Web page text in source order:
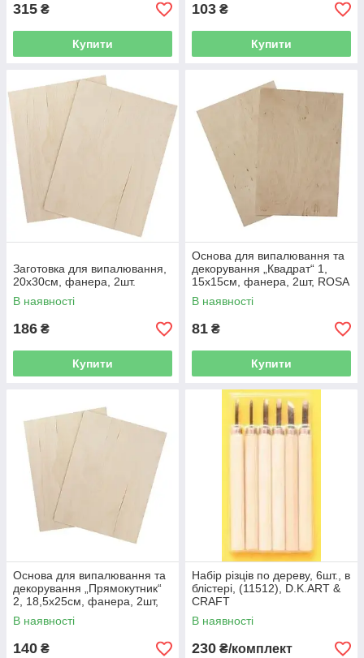
315 ₴
Купити
103 ₴
Купити
Заготовка для випалювання,
20x30см, фанера, 2шт.
В наявності
186 ₴
Купити
Основа для випалювання та
декорування „Квадрат“ 1,
15х15см, фанера, 2шт, ROSA
TALENT
В наявності
81 ₴
Купити
Основа для випалювання та
декорування „Прямокутник“
2, 18,5х25см, фанера, 2шт,
ROSA TALENT
В наявності
140 ₴
Набір різців по дереву, 6шт., в
блістері, (11512), D.K.ART &
CRAFT
В наявності
230 ₴/комплект